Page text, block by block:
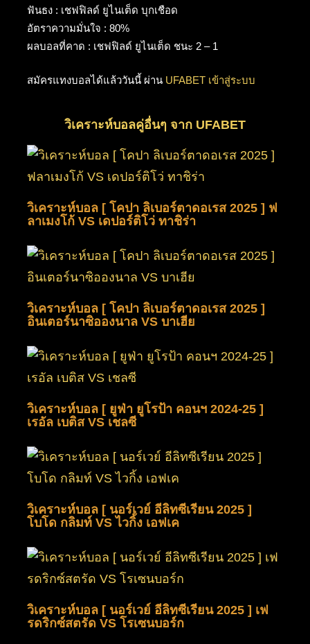
ฟันธง : เชฟฟิลด์ ยูไนเต็ด บุกเชือด
อัตราความมั่นใจ : 80%
ผลบอลที่คาด : เชฟฟิลด์ ยูไนเต็ด ชนะ 2 – 1
สมัครแทงบอลได้แล้ววันนี้ ผ่าน UFABET เข้าสู่ระบบ
วิเคราะห์บอลคู่อื่นๆ จาก UFABET
วิเคราะห์บอล [ โคปา ลิเบอร์ตาดอเรส 2025 ] ฟ
ลาเมงโก้ VS เดปอร์ติโว่ ทาชิร่า
วิเคราะห์บอล [ โคปา ลิเบอร์ตาดอเรส 2025 ]
อินเตอร์นาซิอองนาล VS บาเฮีย
วิเคราะห์บอล [ ยูฟ่า ยูโรป้า คอนฯ 2024-25 ]
เรอัล เบติส VS เชลซี
วิเคราะห์บอล [ นอร์เวย์ อีลิทซีเรียน 2025 ]
โบโด กลิมท์ VS ไวกิ้ง เอฟเค
วิเคราะห์บอล [ นอร์เวย์ อีลิทซีเรียน 2025 ] เฟ
รดริกซ์สตรัด VS โรเซนบอร์ก